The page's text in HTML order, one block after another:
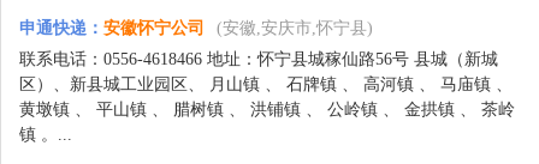
申通快递 ： 安徽怀宁公司
(安徽,安庆市,怀宁县)
联系电话：0556-4618466 地址：怀宁县城稼仙路56号 县城（新城
区）、新县城工业园区、 月山镇 、 石牌镇 、 高河镇 、 马庙镇 、
黄墩镇 、 平山镇 、 腊树镇 、 洪铺镇 、 公岭镇 、 金拱镇 、 茶岭
镇 。...